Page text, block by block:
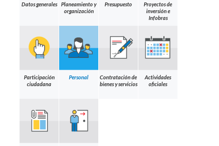
Datos generales
Planeamiento y
organización
Presupuesto
Proyectos de
inversión e
Infobras
Participación
ciudadana
Personal
Contratación de
bienes y servicios
Actividades
oficiales